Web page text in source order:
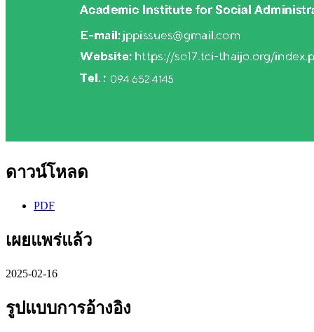
ดาวน์โหลด
PDF
เผยแพร่แล้ว
2025-02-16
รูปแบบการอ้างอิง